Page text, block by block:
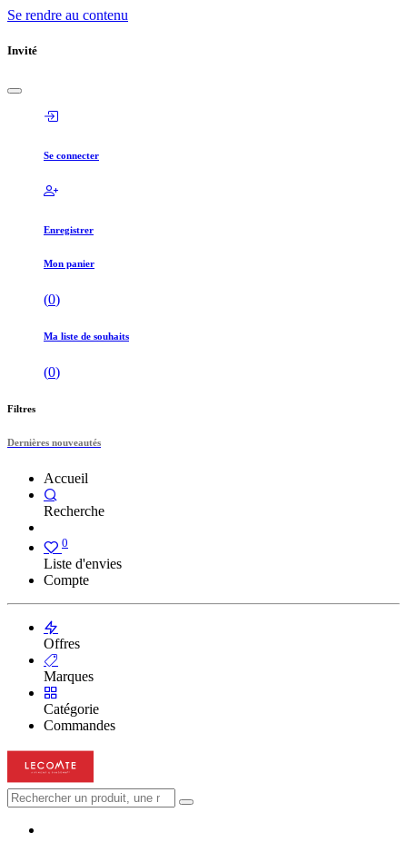
Se rendre au contenu
Invité
Se connecter
Enregistrer
Mon panier
(0)
Ma liste de souhaits
(0)
Filtres
Dernières nouveautés
Accueil
Recherche
0
Liste d'envies
Compte
Offres
Marques
Catégorie
Commandes